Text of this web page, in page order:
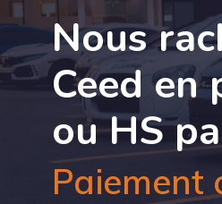
Nous
Ceed en
ou HS
Paiement